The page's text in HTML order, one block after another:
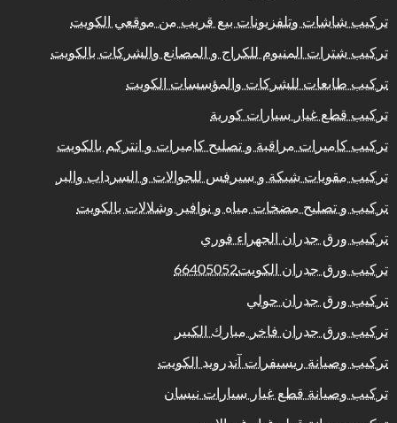
تركيب شاشات وتلفزيونات بيع قريب من موقعي الكويت
تركيب شترات المنيوم للكراج و المصانع والشركات بالكويت
تركيب طابعات للشركات والمؤسسات الكويت
تركيب قطع غيار سيارات كورية
تركيب كاميرات مراقبة و تصليح كاميرات و انتركم بالكويت
تركيب مقويات شبكة و سيرفس للجوالات و السرداب والبر
تركيب و تصليح مضخات مياه و نوافير وشلالات بالكويت
تركيب ورق جدران الجهراء فوري
تركيب ورق جدران الكويت66405052
تركيب ورق جدران حولي
تركيب ورق جدران فاخر مبارك الكبير
تركيب وصيانة ريسيفرات آندرويد الكويت
تركيب وصيانة قطع غيار سيارات نيسان